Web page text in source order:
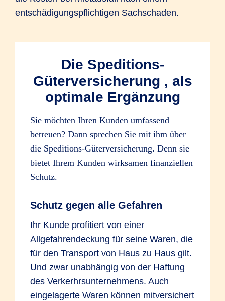
entschädigungspflichtigen Sachschaden.
Die Speditions-
Güterversicherung , als
optimale Ergänzung
Sie möchten Ihren Kunden umfassend
betreuen? Dann sprechen Sie mit ihm über
die Speditions-Güterversicherung. Denn sie
bietet Ihrem Kunden wirksamen finanziellen
Schutz.
Schutz gegen alle Gefahren
Ihr Kunde profitiert von einer
Allgefahrendeckung für seine Waren, die
für den Transport von Haus zu Haus gilt.
Und zwar unabhängig von der Haftung
des Verkerhrsunternehmens. Auch
eingelagerte Waren können mitversichert